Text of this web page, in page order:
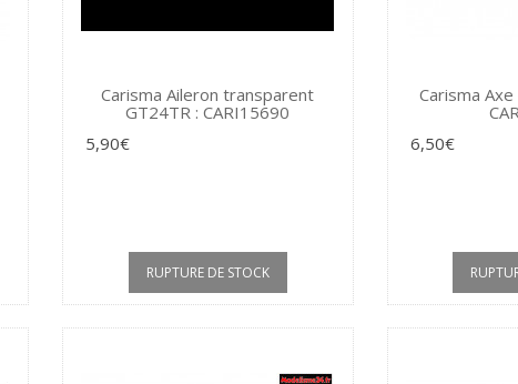
Carisma Aileron transparent
GT24TR : CARI15690
5,90€
RUPTURE DE STOCK
Carisma
6,50€